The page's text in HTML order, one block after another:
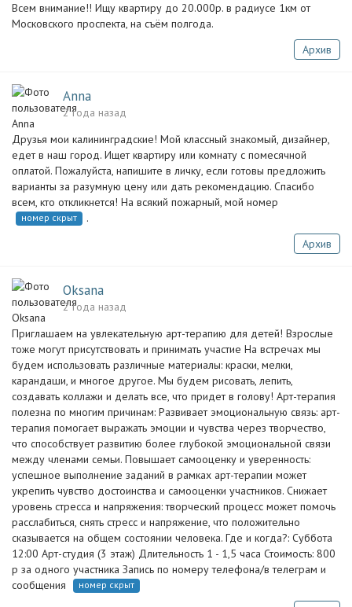
Всем внимание!! Ищу квартиру до 20.000р. в радиусе 1км от
Московского проспекта, на съём полгода.
Архив
Anna
2 года назад
Друзья мои калининградские! Мой классный знакомый, дизайнер,
едет в наш город. Ищет квартиру или комнату с помесячной
оплатой. Пожалуйста, напишите в личку, если готовы предложить
варианты за разумную цену или дать рекомендацию. Спасибо
всем, кто откликнется! На всякий пожарный, мой номер
номер скрыт
.
Архив
Oksana
2 года назад
Приглашаем на увлекательную арт-терапию для детей! Взрослые
тоже могут присутствовать и принимать участие На встречах мы
будем использовать различные материалы: краски, мелки,
карандаши, и многое другое. Мы будем рисовать, лепить,
создавать коллажи и делать все, что придет в голову! Арт-терапия
полезна по многим причинам: Развивает эмоциональную связь: арт-
терапия помогает выражать эмоции и чувства через творчество,
что способствует развитию более глубокой эмоциональной связи
между членами семьи. Повышает самооценку и уверенность:
успешное выполнение заданий в рамках арт-терапии может
укрепить чувство достоинства и самооценки участников. Снижает
уровень стресса и напряжения: творческий процесс может помочь
расслабиться, снять стресс и напряжение, что положительно
сказывается на общем состоянии человека. Где и когда?: Суббота
12:00 Арт-студия (3 этаж) Длительность 1 - 1,5 часа Стоимость: 800
р за одного участника Запись по номеру телефона/в телеграм и
сообщения
номер скрыт